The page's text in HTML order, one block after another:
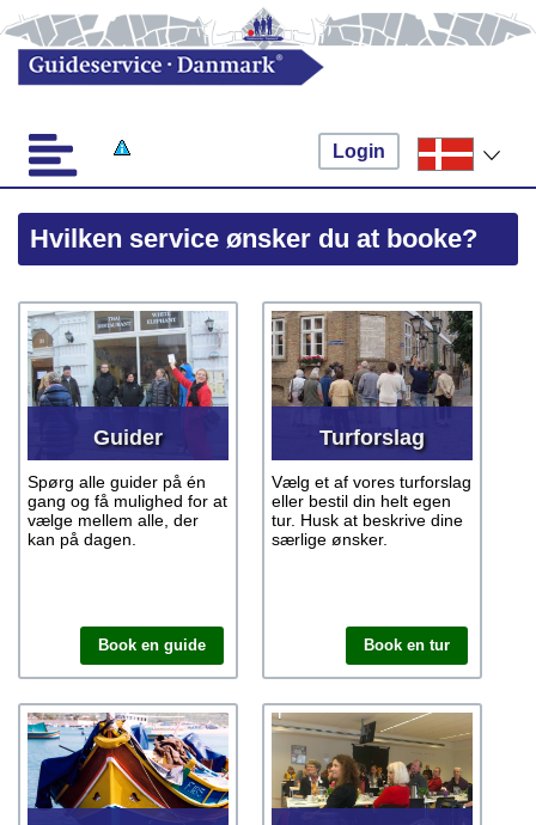
Login
Hvilken service ønsker du at booke?
Guider
Spørg alle guider på én
gang og få mulighed for at
vælge mellem alle, der
kan på dagen.
Book en guide
Turforslag
Vælg et af vores turforslag
eller bestil din helt egen
tur. Husk at beskrive dine
særlige ønsker.
Book en tur